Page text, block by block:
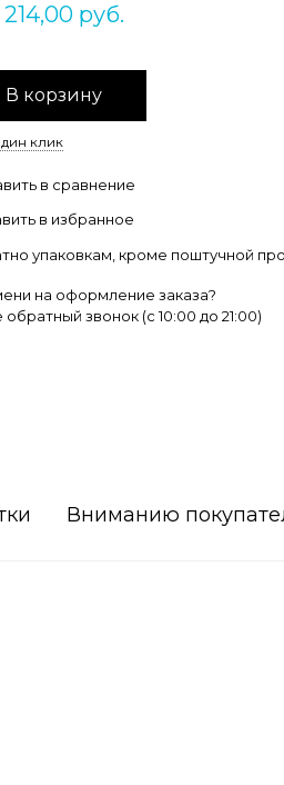
214,00 руб.
В корзину
клик
в сравнение
в избранное
упаковкам, кроме поштучной
на оформление заказа?
звонок (c 10:00 до 21:00)
Вниманию